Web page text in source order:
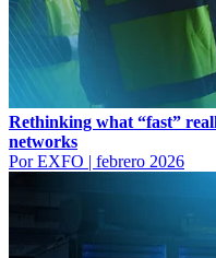
Rethinking what “fast”
networks
Por EXFO | febrero 2026